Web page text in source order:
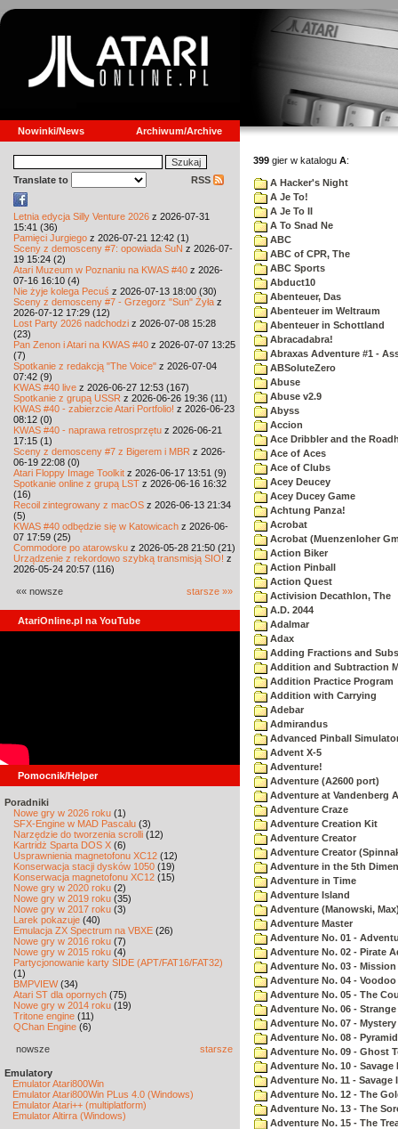
Nowinki/News Archiwum/Archive
Translate to RSS
Letnia edycja Silly Venture 2026 z 2026-07-31
15:41 (36)
Pamięci Jurgiego z 2026-07-21 12:42 (1)
Sceny z demosceny #7: opowiada SuN z 2026-07-
19 15:24 (2)
Atari Muzeum w Poznaniu na KWAS #40 z 2026-
07-16 16:10 (4)
Nie żyje kolega Pecuś z 2026-07-13 18:00 (30)
Sceny z demosceny #7 - Grzegorz "Sun" Żyła z
2026-07-12 17:29 (12)
Lost Party 2026 nadchodzi z 2026-07-08 15:28
(23)
Pan Zenon i Atari na KWAS #40 z 2026-07-07 13:25
(7)
Spotkanie z redakcją "The Voice" z 2026-07-04
07:42 (9)
KWAS #40 live z 2026-06-27 12:53 (167)
Spotkanie z grupą USSR z 2026-06-26 19:36 (11)
KWAS #40 - zabierzcie Atari Portfolio! z 2026-06-23
08:12 (0)
KWAS #40 - naprawa retrosprzętu z 2026-06-21
17:15 (1)
Sceny z demosceny #7 z Bigerem i MBR z 2026-
06-19 22:08 (0)
Atari Floppy Image Toolkit z 2026-06-17 13:51 (9)
Spotkanie online z grupą LST z 2026-06-16 16:32
(16)
Recoil zintegrowany z macOS z 2026-06-13 21:34
(5)
KWAS #40 odbędzie się w Katowicach z 2026-06-
07 17:59 (25)
Commodore po atarowsku z 2026-05-28 21:50 (21)
Urządzenie z rekordowo szybką transmisją SIO! z
2026-05-24 20:57 (116)
«« nowsze starsze »»
AtariOnline.pl na YouTube
Pomocnik/Helper
Poradniki
Nowe gry w 2026 roku (1)
SFX-Engine w MAD Pascalu (3)
Narzędzie do tworzenia scrolli (12)
Kartridż Sparta DOS X (6)
Usprawnienia magnetofonu XC12 (12)
Konserwacja stacji dysków 1050 (19)
Konserwacja magnetofonu XC12 (15)
Nowe gry w 2020 roku (2)
Nowe gry w 2019 roku (35)
Nowe gry w 2017 roku (3)
Larek pokazuje (40)
Emulacja ZX Spectrum na VBXE (26)
Nowe gry w 2016 roku (7)
Nowe gry w 2015 roku (4)
Partycjonowanie karty SIDE (APT/FAT16/FAT32)
(1)
BMPVIEW(34)
Atari ST dla opornych (75)
Nowe gry w 2014 roku (19)
Tritone engine (11)
QChan Engine (6)
nowsze starsze
Emulatory
Emulator Atari800Win
Emulator Atari800Win PLus 4.0 (Windows)
Emulator Atari++ (multiplatform)
Emulator Altirra (Windows)
399 gier w katalogu A:
A Hacker's Night
A Je To!
A Je To II
A To Snad Ne
ABC
ABC of CPR, The
ABC Sports
Abduct10
Abenteuer, Das
Abenteuer im Weltraum
Abenteuer in Schottland
Abracadabra!
Abraxas Adventure #1 -
ABSoluteZero
Abuse
Abuse v2.9
Abyss
Accion
Ace Dribbler and the
Ace of Aces
Ace of Clubs
Acey Deucey
Acey Ducey Game
Achtung Panza!
Acrobat
Acrobat (Muenzenloher
Action Biker
Action Pinball
Action Quest
Activision Decathlon, The
A.D. 2044
Adalmar
Adax
Adding Fractions and
Addition and Subtraction
Addition Practice Program
Addition with Carrying
Adebar
Admirandus
Advanced Pinball
Advent X-5
Adventure!
Adventure (A2600 port)
Adventure at Vandenberg
Adventure Craze
Adventure Creation Kit
Adventure Creator
Adventure Creator
Adventure in the 5th
Adventure in Time
Adventure Island
Adventure (Manowski,
Adventure Master
Adventure No. 01 -
Adventure No. 02 - Pirate
Adventure No. 03 -
Adventure No. 04 - Voodoo
Adventure No. 05 - The
Adventure No. 06 -
Adventure No. 07 -
Adventure No. 08 -
Adventure No. 09 - Ghost
Adventure No. 10 - Savage
Adventure No. 11 - Savage
Adventure No. 12 - The
Adventure No. 13 - The
Adventure No. 15 - The